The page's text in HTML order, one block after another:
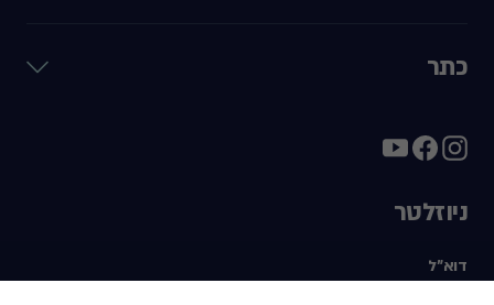
כתר
ניוזלטר
דוא"ל